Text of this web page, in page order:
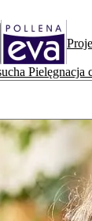
Pielęgnacja